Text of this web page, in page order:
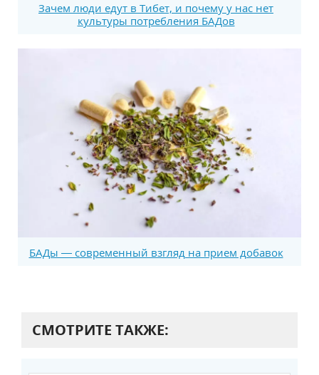
Зачем люди едут в Тибет, и почему у нас нет
культуры потребления БАДов
БАДы — современный взгляд на прием добавок
СМОТРИТЕ ТАКЖЕ: